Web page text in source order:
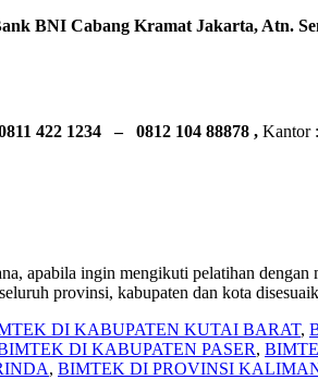
BNI Cabang Kramat Jakarta, Atn.
422 1234 – 0812 104 88878 , Kantor
apabila ingin mengikuti pelatihan
provinsi, kabupaten dan kota
DI KABUPATEN KUTAI BARAT,
DI KABUPATEN PASER,
, BIMTEK DI PROVINSI